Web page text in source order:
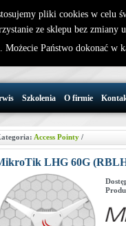
32 721 86
Szkolenia O firmie
Access Pointy/
LHG 60G
pliki cookies w celu
ze sklepu bez zmiany
Możecie Państwo dokonać w